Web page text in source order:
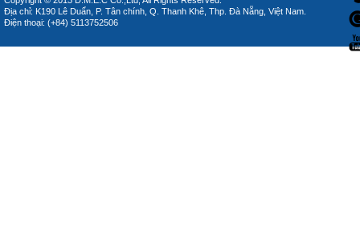
Địa chỉ: K190 Lê Duẩn, P. Tân chính, Q. Thanh Khê, Thp. Đà Nẵng, Việt Nam.
Điện thoại: (+84) 5113752506